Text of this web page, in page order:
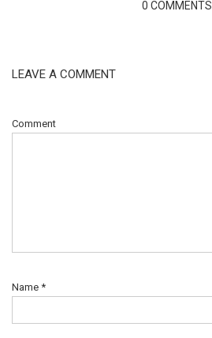
0 COMMENTS
LEAVE A COMMENT
Comment
Name *